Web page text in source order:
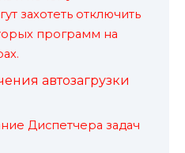
захотеть отключить
программ на
автозагрузки
Диспетчера задач